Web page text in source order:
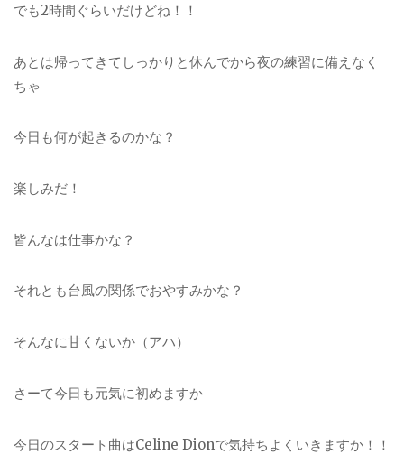
でも2時間ぐらいだけどね！！
あとは帰ってきてしっかりと休んでから夜の練習に備えなく
ちゃ
今日も何が起きるのかな？
楽しみだ！
皆んなは仕事かな？
それとも台風の関係でおやすみかな？
そんなに甘くないか（アハ）
さーて今日も元気に初めますか
今日のスタート曲はCeline Dionで気持ちよくいきますか！！